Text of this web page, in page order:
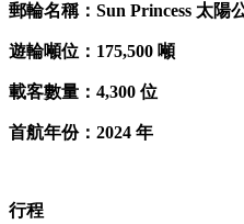
郵輪名稱：Sun Princess 太陽
遊輪噸位：175,500 噸
載客數量：4,300 位
首航年份：2024 年
行程